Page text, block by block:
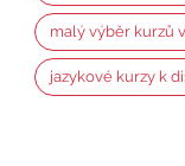
malý výběr kurzů
jazykové kurzy k